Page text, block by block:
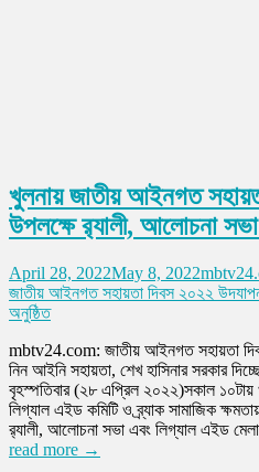
খুলনায় জাতীয় আইনগত
উপলক্ষে র‌্যালী, আলোচনা
April 28, 2022May 8, 2022
জাতীয় আইনগত সহায়তা দিবস ২০২২
অনুষ্ঠিত
mbtv24.com: জাতীয় আইনগত সহায়তা
নিন আইনি সহায়তা, শেখ হাসিনার সরকার
বৃহস্পতিবার (২৮ এপ্রিল ২০২২)সকাল
লিগ্যাল এইড কমিটি ও ব্র্যাক সামাজিক
র‌্যালী, আলোচনা সভা এবং লিগ্যাল এইড
read more →